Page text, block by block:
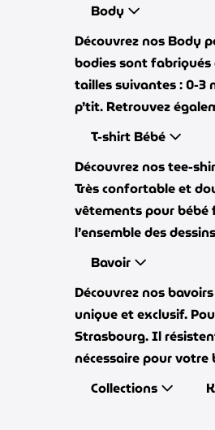
Body
Découvrez nos Body
bodies sont
tailles suivantes : 0-3
p’tit. Retrouvez
T-shirt Bébé
Découvrez nos tee-
Très confortable et
vêtements pour bébé
l’ensemble des
Bavoir
Découvrez nos
unique et exclusif.
Strasbourg. Il
nécessaire pour votre
Collections